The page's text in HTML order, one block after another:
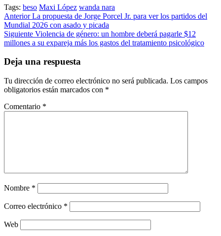
Tags: beso Maxi López wanda nara
Post
navigation
AnteriorLa propuesta de Jorge Porcel Jr. para ver los partidos del
Mundial 2026 con asado y picada
Siguiente Violencia de género: un hombre deberá pagarle $12
millones a su expareja más los gastos del tratamiento psicológico
Deja una respuesta
Tu dirección de correo electrónico no será publicada. Los campos
obligatorios están marcados con *
Comentario *
Nombre *
Correo electrónico *
Web